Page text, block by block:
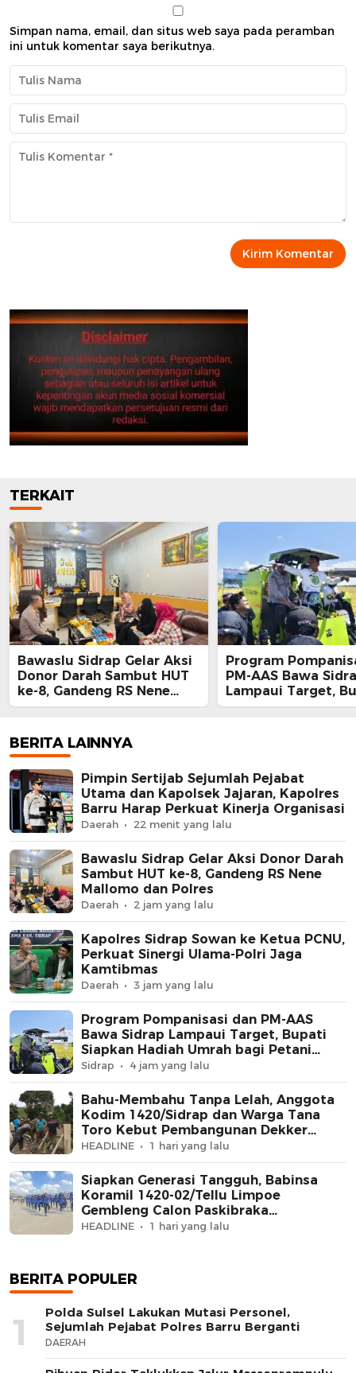
Simpan nama, email, dan situs web saya pada peramban
ini untuk komentar saya berikutnya.
TERKAIT
Bawaslu Sidrap Gelar Aksi
Donor Darah Sambut HUT
ke-8, Gandeng RS Nene
Mallomo dan Polres
Program
PM-AAS Bawa
Lampaui Target,
Siapkan Hadiah
BERITA LAINNYA
Pimpin Sertijab Sejumlah Pejabat
Utama dan Kapolsek Jajaran, Kapolres
Barru Harap Perkuat Kinerja Organisasi
Daerah 22 menit yang lalu
Bawaslu Sidrap Gelar Aksi Donor Darah
Sambut HUT ke-8, Gandeng RS Nene
Mallomo dan Polres
Daerah 2 jam yang lalu
Kapolres Sidrap Sowan ke Ketua PCNU,
Perkuat Sinergi Ulama-Polri Jaga
Kamtibmas
Daerah 3 jam yang lalu
Program Pompanisasi dan PM-AAS
Bawa Sidrap Lampaui Target, Bupati
Siapkan Hadiah Umrah bagi Petani
Berprestasi
Sidrap 4 jam yang lalu
Bahu-Membahu Tanpa Lelah, Anggota
Kodim 1420/Sidrap dan Warga Tana
Toro Kebut Pembangunan Dekker
Jembatan Beton
HEADLINE 1 hari yang lalu
Siapkan Generasi Tangguh, Babinsa
Koramil 1420-02/Tellu Limpoe
Gembleng Calon Paskibraka
Kecamatan
HEADLINE 1 hari yang lalu
BERITA POPULER
1
Polda Sulsel Lakukan Mutasi Personel,
Sejumlah Pejabat Polres Barru Berganti
DAERAH